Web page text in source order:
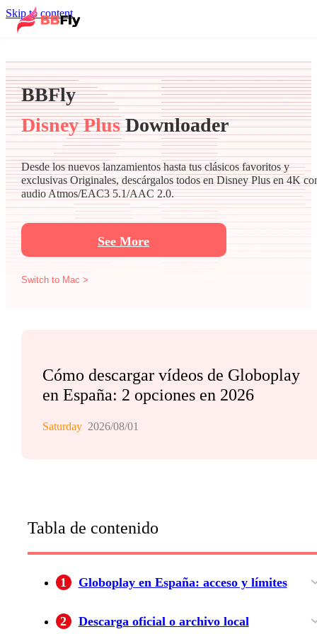
Skip to content
BBFly
Disney PlusDownloader
Desde los nuevos lanzamientos hasta tus clásicos favoritos y
exclusivas Originales, descárgalos todos en Disney Plus en 4K
audio Atmos/EAC3 5.1/AAC 2.0.
See More
Switch to Mac >
Cómo descargar vídeos de Globoplay
en España: 2 opciones en 2026
Saturday 2026/08/01
Tabla de contenido
1 Globoplay en España: acceso y límites
2 Descarga oficial o archivo local